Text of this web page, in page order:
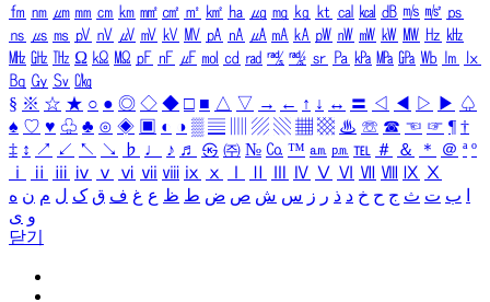
㎙ ㎚ ㎛ ㎜ ㎝ ㎞ ㎟ ㎠ ㎡ ㎢ ㏊ ㎍ ㎎ ㎏ ㏏ ㎈ ㎉ ㏈ ㎧ ㎨ ㎰
㎱ ㎲ ㎳ ㎴ ㎵ ㎶ ㎷ ㎸ ㎹ ㎀ ㎁ ㎂ ㎃ ㎄ ㎺ ㎻ ㎽ ㎾ ㎿ ㎐ ㎑
㎒ ㎓ ㎔ Ω ㏀ ㏁ ㎊ ㎋ ㎌ ㏖ ㏅ ㎭ ㎮ ㎯ ㏛ ㎩ ㎪ ㎫ ㎬ ㏝ ㏐
㏓
㏃ ㏉ ㏜ ㏆
§ ※ ☆ ★ ○ ● ◎ ◇ ◆ □ ■ △ ▽ → ← ↑ ↓ ↔ 〓 ◁ ◀ ▷ ▶ ♤
♠ ♡ ♥ ♧ ♣ ⊙ ◈ ▣ ◐ ◑ ▒ ▤ ▨ ▧ ▦ ▩ ♨ ☏ ☎ ☜ ☞ ¶ †
‡ ↕ ↗ ↙ ↖ ↘ ♭ ♩ ♪ ♬ ㉿ ㈜ № ㏇ ™ ㏂ ㏘ ℡ ＃ ＆ ＊ ＠ ª º
ⅰ
ⅱ ⅲ ⅳ ⅴ ⅵ ⅶ ⅷ ⅸ ⅹ Ⅳ Ⅴ Ⅵ Ⅶ Ⅷ Ⅸ Ⅹ
ب ت ث ج ح خ د ذ ر ز س ش ص ض ط ظ ع غ ف ق ک ل م ن ه
و ی
닫기